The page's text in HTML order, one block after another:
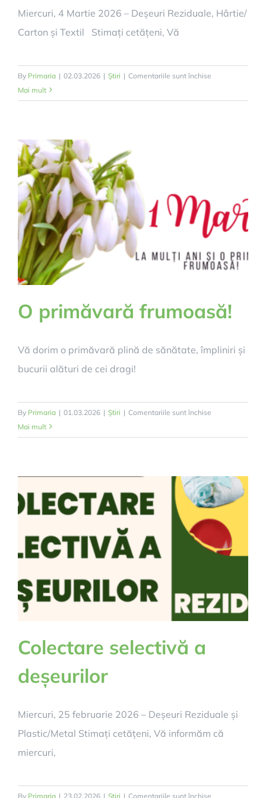
Miercuri, 4 Martie 2026 – Deșeuri Reziduale, Hârtie/
Carton și Textil Stimați cetățeni, Vă
By Primaria | 02.03.2026 | Știri | Comentariile sunt închise
selectivă
Mai mult
O primăvară frumoasă!
Vă dorim o primăvară plină de sănătate, împliniri și
bucurii alături de cei dragi!
By Primaria | 01.03.2026 | Știri | Comentariile sunt închise
primăvară
Mai mult
Colectare selectivă a
deșeurilor
Miercuri, 25 februarie 2026 – Deșeuri Reziduale și
Plastic/Metal Stimați cetățeni, Vă informăm că
miercuri,
By Primaria | 23.02.2026 | Știri | Comentariile sunt închise